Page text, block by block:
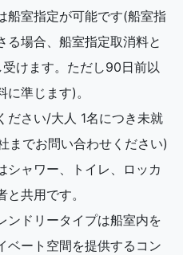
船室指定が可能です(船室指
る場合、船室指定取消料と
けます。ただし90日前以
準じます)。
ださい/大人 1名につき未就
までお問い合わせください)
シャワー、トイレ、ロッカ
共用です。
ンドリータイプは船室内を
ベート空間を提供するコン